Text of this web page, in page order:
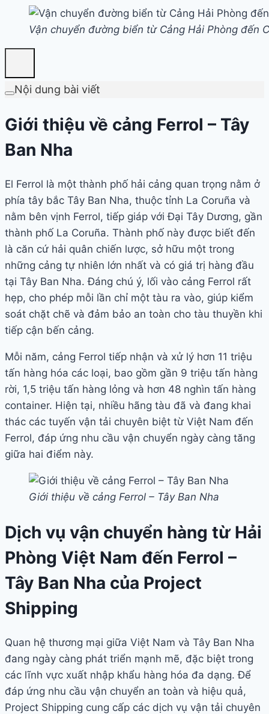
Vận chuyển đường biển từ Cảng Hải Phòng đến
Nội dung bài viết
Giới thiệu về cảng Ferrol – Tây
Ban Nha
El Ferrol là một thành phố hải cảng quan trọng nằm ở
phía tây bắc Tây Ban Nha, thuộc tỉnh La Coruña và
nằm bên vịnh Ferrol, tiếp giáp với Đại Tây Dương, gần
thành phố La Coruña. Thành phố này được biết đến
là căn cứ hải quân chiến lược, sở hữu một trong
những cảng tự nhiên lớn nhất và có giá trị hàng đầu
tại Tây Ban Nha. Đáng chú ý, lối vào cảng Ferrol rất
hẹp, cho phép mỗi lần chỉ một tàu ra vào, giúp kiểm
soát chặt chẽ và đảm bảo an toàn cho tàu thuyền khi
tiếp cận bến cảng.
Mỗi năm, cảng Ferrol tiếp nhận và xử lý hơn 11 triệu
tấn hàng hóa các loại, bao gồm gần 9 triệu tấn hàng
rời, 1,5 triệu tấn hàng lỏng và hơn 48 nghìn tấn hàng
container. Hiện tại, nhiều hãng tàu đã và đang khai
thác các tuyến vận tải chuyên biệt từ Việt Nam đến
Ferrol, đáp ứng nhu cầu vận chuyển ngày càng tăng
giữa hai điểm này.
Giới thiệu về cảng Ferrol – Tây Ban Nha
Dịch vụ vận chuyển hàng từ Hải
Phòng Việt Nam đến Ferrol –
Tây Ban Nha của Project
Shipping
Quan hệ thương mại giữa Việt Nam và Tây Ban Nha
đang ngày càng phát triển mạnh mẽ, đặc biệt trong
các lĩnh vực xuất nhập khẩu hàng hóa đa dạng. Để
đáp ứng nhu cầu vận chuyển an toàn và hiệu quả,
Project Shipping cung cấp các dịch vụ vận tải chuyên